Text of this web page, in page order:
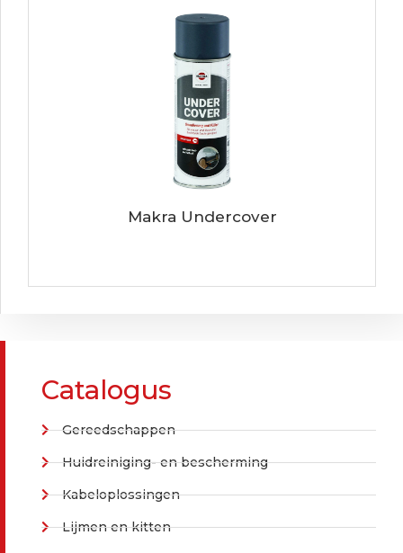
Catalogus
Gereedschappen
Huidreiniging- en bescherming
Kabeloplossingen
Lijmen en kitten
Makra Undercover